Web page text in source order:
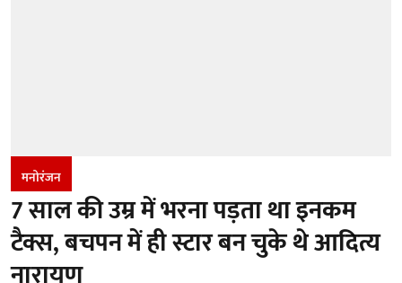
मनोरंजन
7 साल की उम्र में भरना पड़ता था इनकम
टैक्स, बचपन में ही स्टार बन चुके थे आदित्य